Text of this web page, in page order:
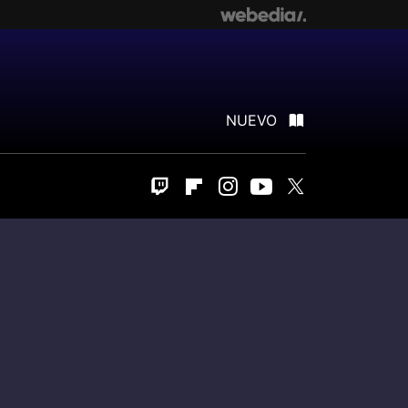
NUEVO
Twitch FlipboardInstagram
Youtube